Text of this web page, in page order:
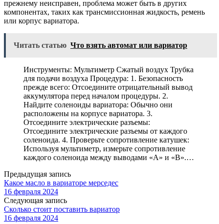
прежнему неисправен, проблема может быть в других
компонентах, таких как трансмиссионная жидкость, ремень
или корпус вариатора.
Читать статью Что взять автомат или вариатор
Инструменты: Мультиметр Сжатый воздух Трубка
для подачи воздуха Процедура: 1. Безопасность
прежде всего: Отсоедините отрицательный вывод
аккумулятора перед началом процедуры. 2.
Найдите соленоиды вариатора: Обычно они
расположены на корпусе вариатора. 3.
Отсоедините электрические разъемы:
Отсоедините электрические разъемы от каждого
соленоида. 4. Проверьте сопротивление катушек:
Используя мультиметр, измерьте сопротивление
каждого соленоида между выводами «A» и «B».…
Предыдущая запись
Какое масло в вариаторе мерседес
16 февраля 2024
Следующая запись
Сколько стоит поставить вариатор
16 февраля 2024